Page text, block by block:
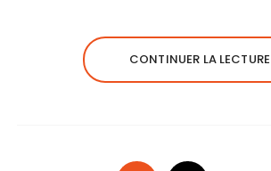
CONTINUER LA LECTURE